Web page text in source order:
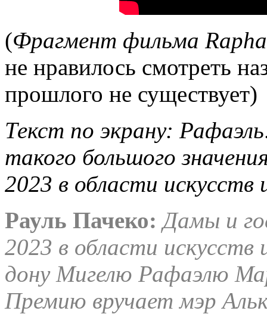
(Фрагмент фильма
не нравилось смотреть
прошлого не существует)
Текст по экрану:
такого большого
2023 в области
Рауль Пачеко: Дамы и
2023 в области
дону Мигелю Рафаэлю
Премию вручает мэр